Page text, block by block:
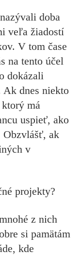
doba
veľa žiadostí
V tom čase
na tento účel
dokázali
dnes niekto
má
uspieť, ako
ak
v
projekty?
z nich
si pamätám
kde